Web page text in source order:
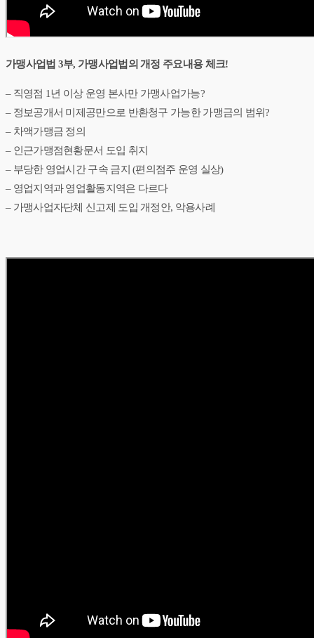
가맹사업법 3부, 가맹사업법의 개정 주요내용 체크!
– 직영점 1년 이상 운영 본사만 가맹사업가능?
– 정보공개서 미제공만으로 반환청구 가능한 가맹금의 범위?
– 차액가맹금 정의
– 인근가맹점현황문서 도입 취지
– 부당한 영업시간 구속 금지 (편의점주 운영 실상)
– 영업지역과 영업활동지역은 다르다
– 가맹사업자단체 신고제 도입 개정안, 악용사례